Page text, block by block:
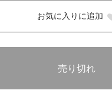
お気に入りに追加
売り切れ